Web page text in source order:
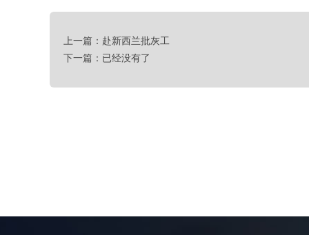
上一篇：赴新西兰批灰工
下一篇：已经没有了